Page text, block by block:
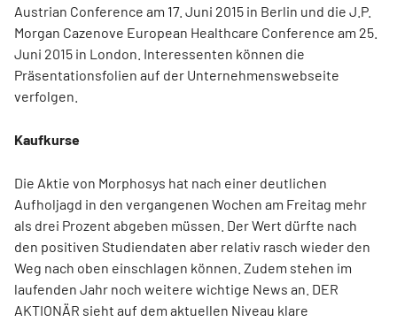
Austrian Conference am 17. Juni 2015 in Berlin und die J.P.
Morgan Cazenove European Healthcare Conference am 25.
Juni 2015 in London. Interessenten können die
Präsentationsfolien auf der Unternehmenswebseite
verfolgen.
Kaufkurse
Die Aktie von Morphosys hat nach einer deutlichen
Aufholjagd in den vergangenen Wochen am Freitag mehr
als drei Prozent abgeben müssen. Der Wert dürfte nach
den positiven Studiendaten aber relativ rasch wieder den
Weg nach oben einschlagen können. Zudem stehen im
laufenden Jahr noch weitere wichtige News an. DER
AKTIONÄR sieht auf dem aktuellen Niveau klare